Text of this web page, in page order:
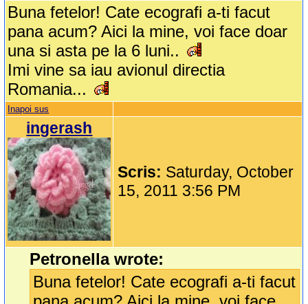
Buna fetelor! Cate ecografi a-ti facut
pana acum? Aici la mine, voi face doar
una si asta pe la 6 luni..
Imi vine sa iau avionul directia
Romania...
Inapoi sus
ingerash
Scris: Saturday, October
15, 2011 3:56 PM
Petronella wrote:
Buna fetelor! Cate ecografi a-ti facut